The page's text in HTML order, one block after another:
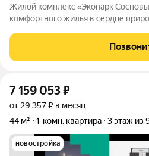
Жилой комплекс «Экопарк Сосновый» эксклюзивный
комфортного жилья в сердце
современный урбанизм и
Живописное расположение в
7 159 053₽
от 29 357 ₽ в месяц
44 м²
1-комн. квартира 3 этаж из
новостройка